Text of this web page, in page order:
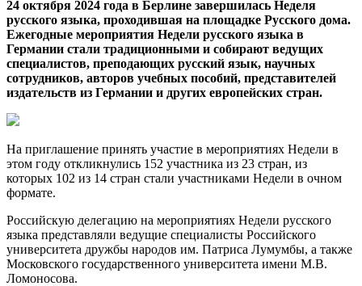
24 октября 2024 года в Берлине завершилась Неделя
русского языка, проходившая на площадке Русского дома.
Ежегодные мероприятия Недели русского языка в
Германии стали традиционными и собирают ведущих
специалистов, преподающих русский язык, научных
сотрудников, авторов учебных пособий, представителей
издательств из Германии и других европейских стран.
На приглашение принять участие в мероприятиях Недели в
этом году откликнулись 152 участника из 23 стран, из
которых 102 из 14 стран стали участниками Недели в очном
формате.
Российскую делегацию на мероприятиях Недели русского
языка представляли ведущие специалисты Российского
университета дружбы народов им. Патриса Лумумбы, а также
Московского государственного университета имени М.В.
Ломоносова.